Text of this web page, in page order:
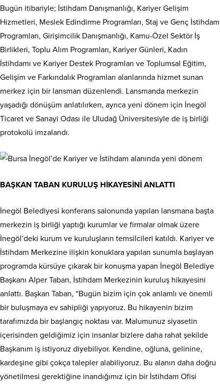
Bugün itibariyle; İstihdam Danışmanlığı, Kariyer Gelişim
Hizmetleri, Meslek Edindirme Programları, Staj ve Genç İstihdam
Programları, Girişimcilik Danışmanlığı, Kamu-Özel Sektör İş
Birlikleri, Toplu Alım Programları, Kariyer Günleri, Kadın
İstihdamı ve Kariyer Destek Programları ve Toplumsal Eğitim,
Gelişim ve Farkındalık Programları alanlarında hizmet sunan
merkez için bir lansman düzenlendi. Lansmanda merkezin
yaşadığı dönüşüm anlatılırken, ayrıca yeni dönem için İnegöl
Ticaret ve Sanayi Odası ile Uludağ Üniversitesiyle de iş birliği
protokolü imzalandı.
BAŞKAN TABAN KURULUŞ HİKAYESİNİ ANLATTI
İnegöl Belediyesi konferans salonunda yapılan lansmana başta
merkezin iş birliği yaptığı kurumlar ve firmalar olmak üzere
İnegöl’deki kurum ve kuruluşların temsilcileri katıldı. Kariyer ve
İstihdam Merkezine ilişkin konuklara yapılan sunumla başlayan
programda kürsüye çıkarak bir konuşma yapan İnegöl Belediye
Başkanı Alper Taban, İstihdam Merkezinin kuruluş hikayesini
anlattı. Başkan Taban, “Bugün bizim için çok anlamlı ve önemli
bir buluşmaya ev sahipliği yapıyoruz. Bu hikayenin bizim
tarafımızda bir başlangıç noktası var. Malumunuz siyasetin
içerisinden geldiğimiz için insanlar bizlere daha rahat şekilde
Başkanım iş istiyoruz diyebiliyor. Kendine, oğluna, gelinine,
kardeşine gibi çokça talepler alabiliyoruz. Bu alanın daha doğru
yönetilmesi gerektiğine inandığımız için bir İstihdam Ofisi